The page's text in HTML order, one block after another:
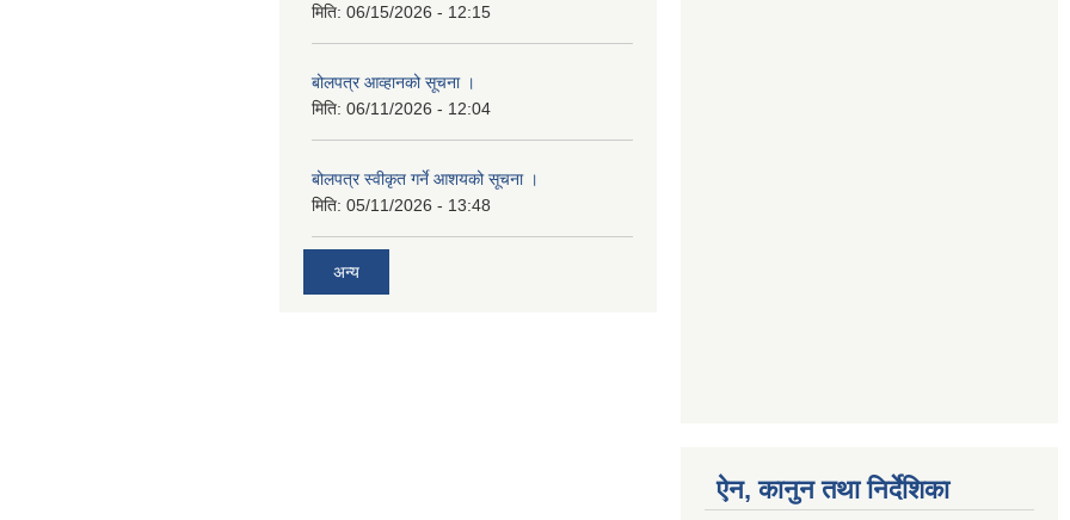
मिति: 06/15/2026 - 12:15
बोलपत्र आव्हानको सूचना ।
मिति: 06/11/2026 - 12:04
बोलपत्र स्वीकृत गर्ने आशयको सूचना ।
मिति: 05/11/2026 - 13:48
अन्य
ऐन, कानुन तथा निर्देशिका